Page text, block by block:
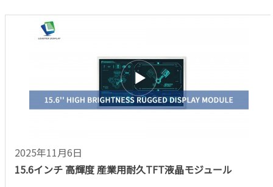
2025年11月6日
15.6インチ 高輝度 産業用耐久TFT液晶モジュール